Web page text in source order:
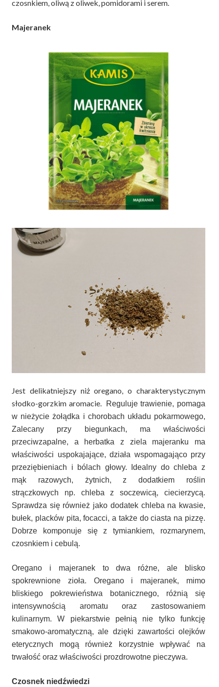
czosnkiem, oliwą z oliwek, pomidorami i serem.
Majeranek
Jest delikatniejszy niż oregano, o charakterystycznym
słodko-gorzkim aromacie.
Reguluje trawienie, pomaga
w nieżycie żołądka i chorobach układu pokarmowego,
Zalecany przy biegunkach, ma właściwości
przeciwzapalne, a herbatka z ziela majeranku ma
właściwości uspokajające, działa wspomagająco przy
przeziębieniach i bólach głowy. Idealny do chleba z
mąk razowych, żytnich, z dodatkiem roślin
strączkowych np. chleba z soczewicą, ciecierzycą.
Sprawdza się również jako dodatek chleba na kwasie,
bułek, placków pita, focacci, a także do ciasta na pizzę.
Dobrze komponuje się z tymiankiem, rozmarynem,
czosnkiem i cebulą.
Oregano i majeranek to dwa różne, ale blisko
spokrewnione zioła.
Oregano i majeranek, mimo
bliskiego pokrewieństwa botanicznego, różnią się
intensywnością aromatu oraz zastosowaniem
kulinarnym. W piekarstwie pełnią nie tylko funkcję
smakowo-aromatyczną, ale dzięki zawartości olejków
eterycznych mogą również korzystnie wpływać na
trwałość oraz właściwości prozdrowotne pieczywa.
Czosnek niedźwiedzi